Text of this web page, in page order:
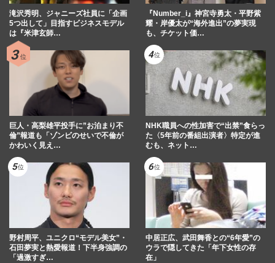
滝沢秀明、ジャニーズ社員に「企画
5つ出して」目指すビジネスモデル
は『米津玄師…
『Number_i』神宮寺勇太・平野紫
耀・岸優太が“海外進出”の夢実現
も、チケット価…
巨人・高梨雄平投手に”お泊まり不
倫”報道も「ゾンビのせいで不倫が
かわいく見え…
NHK職員への性加害で“出禁”食らっ
た〈5年前の番組出演者〉特定が進
むも、ネット…
野村周平、ユニクロ“モデル美女”・
石田夢実と熱愛報道！下半身強調の
「過激すぎ…
中居正広、武田舞香との“6年愛”の
ウラで隠してきた「年下女性の存
在」